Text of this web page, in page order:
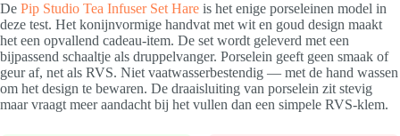
De Pip Studio Tea Infuser Set Hare is het enige porseleinen model in
deze test. Het konijnvormige handvat met wit en goud design maakt
het een opvallend cadeau-item. De set wordt geleverd met een
bijpassend schaaltje als druppelvanger. Porselein geeft geen smaak of
geur af, net als RVS. Niet vaatwasserbestendig — met de hand wassen
om het design te bewaren. De draaisluiting van porselein zit stevig
maar vraagt meer aandacht bij het vullen dan een simpele RVS-klem.